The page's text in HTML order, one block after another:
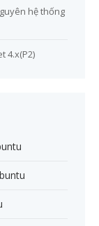
hệ thống
4.x(P2)